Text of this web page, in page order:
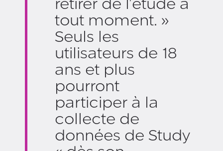
retirer de l'étude à
tout moment. »
Seuls les
utilisateurs de 18
ans et plus
pourront
participer à la
collecte de
données de Study